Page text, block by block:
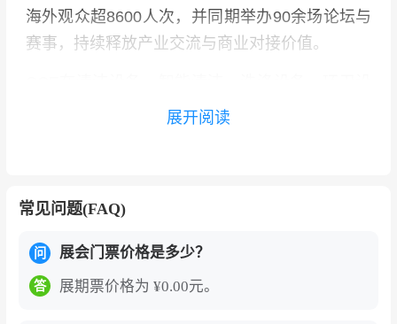
海外观众超8600人次，并同期举办90余场论坛与
赛事，持续释放产业交流与商业对接价值。
施、室内环境、物业管理等八大核心板块基础
升级。
其中，洗涤设备与技术展区将联动全国洗涤行业
协会与终端用户，同期举办世界洗涤业大会、商
展开阅读
常见问题(FAQ)
问 展会门票价格是多少？
答 展期票价格为 ¥0.00元。